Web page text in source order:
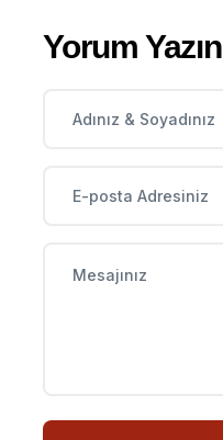
Yorum Yazın